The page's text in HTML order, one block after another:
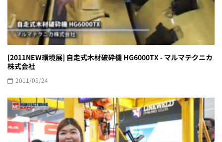
[2011NEW環境展] 自走式木材破砕機 HG6000TX - マルマテクニカ
株式会社
2011/05/24